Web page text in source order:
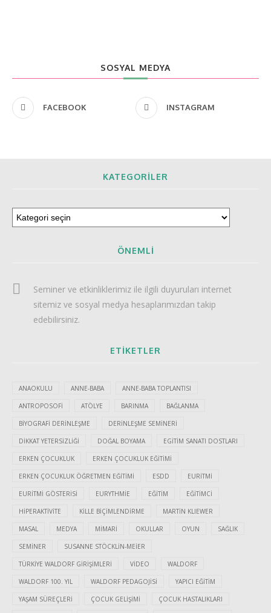
SOSYAL MEDYA
FACEBOOK INSTAGRAM
KATEGORILER
ÖNEMLI
Seminer ve etkinliklerimiz ile ilgili duyuruları internet
sitemiz ve sosyal medya hesaplarımızdan takip
edebilirsiniz.
ETIKETLER
ANAOKULU ANNE-BABA ANNE-BABA TOPLANTISI
ANTROPOSOFI ATÖLYE BARINMA BAĞLANMA
BIYOGRAFI DERINLEŞME DERINLEŞME SEMINERI
DIKKAT YETERSIZLIĞI DOĞAL BOYAMA EGITIM SANATI DOSTLARI
ERKEN ÇOCUKLUK ERKEN ÇOCUKLUK EĞITIMI
ERKEN ÇOCUKLUK ÖĞRETMEN EĞITIMI ESDD EURITMI
EURITMI GÖSTERISI EURYTHMIE EĞITIM EĞITIMCI
HIPERAKTIVITE KILLE BIÇIMLENDIRME MARTIN KLIEWER
MASAL MEDYA MIMARI OKULLAR OYUN SAĞLIK
SEMINER SUSANNE STÖCKLIN-MEIER
TÜRKIYE WALDORF GIRIŞIMLERI VIDEO WALDORF
WALDORF 100. YIL WALDORF PEDAGOJISI YAPICI EĞITIM
YAŞAM SÜREÇLERI ÇOCUK GELIŞIMI ÇOCUK HASTALIKLARI